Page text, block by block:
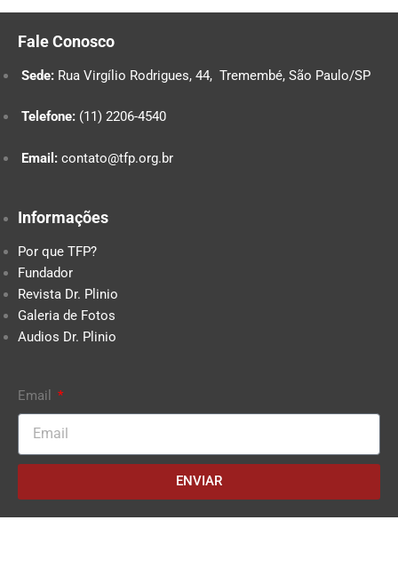
Fale Conosco
Sede: Rua Virgílio Rodrigues, 44, Tremembé, São Paulo/SP
Telefone: (11) 2206-4540
Email: contato@tfp.org.br
Informações
Por que TFP?
Fundador
Revista Dr. Plinio
Galeria de Fotos
Audios Dr. Plinio
Email
ENVIAR